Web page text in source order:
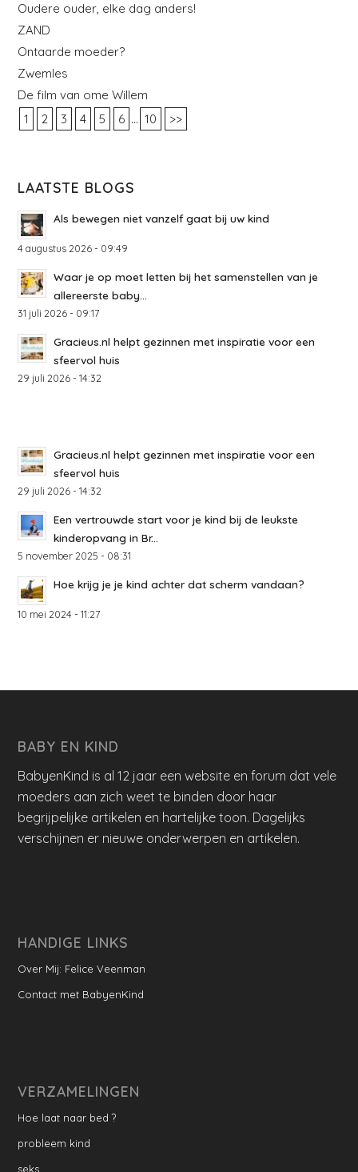
Oudere ouder, elke dag anders!
ZAND
Ontaarde moeder?
Zwemles
De film van ome Willem
1
2 3 4 5 6 ... 10 >>
LAATSTE BLOGS
Als bewegen niet vanzelf gaat bij uw kind
4 augustus 2026 - 09:49
Waar je op moet letten bij het samenstellen van je
allereerste baby...
31 juli 2026 - 09:17
Gracieus.nl helpt gezinnen met inspiratie voor een
sfeervol huis
29 juli 2026 - 14:32
Gracieus.nl helpt gezinnen met inspiratie voor een
sfeervol huis
29 juli 2026 - 14:32
Een vertrouwde start voor je kind bij de leukste
kinderopvang in Br...
5 november 2025 - 08:31
Hoe krijg je je kind achter dat scherm vandaan?
10 mei 2024 - 11:27
BABY EN KIND
BabyenKind is al 12 jaar een website en forum dat vele
moeders aan zich weet te binden door haar
begrijpelijke artikelen en hartelijke toon. Dagelijks
verschijnen er nieuwe onderwerpen en artikelen.
HANDIGE LINKS
Over Mij: Felice Veenman
Contact met BabyenKind
VERZAMELINGEN
Hoe laat naar bed ?
probleem kind
seks